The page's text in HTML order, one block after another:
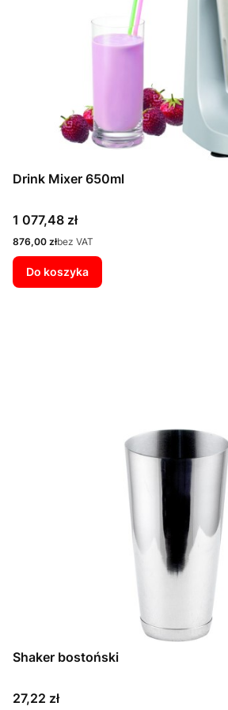
Drink Mixer 650ml
Cena
1 077,48 zł
Cena
876,00 złbez VAT
Do koszyka
Shaker bostoński
Cena
27,22 zł